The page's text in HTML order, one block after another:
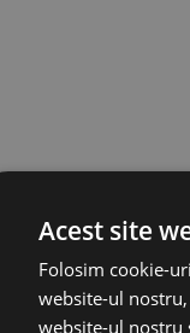
aerisirea optima a
Acest site
Folosim cookie-
website-ul
website-ul nostru